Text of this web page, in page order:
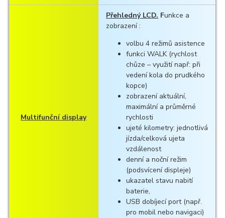
Multifunční display
Přehledný LCD. Funkce a
zobrazení :
volbu 4 režimů asistence
funkci WALK (rychlost
chůze – využití např: při
vedení kola do prudkého
kopce)
zobrazení aktuální,
maximální a průměrné
rychlosti
ujeté kilometry: jednotlivá
jízda/celková ujeta
vzdálenost
denní a noční režim
(podsvícení displeje)
ukazatel stavu nabití
baterie,
USB dobíjecí port (např.
pro mobil nebo navigaci)